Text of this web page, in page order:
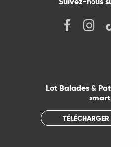
Lot Balades &
smartphone
TÉLÉCHARGER